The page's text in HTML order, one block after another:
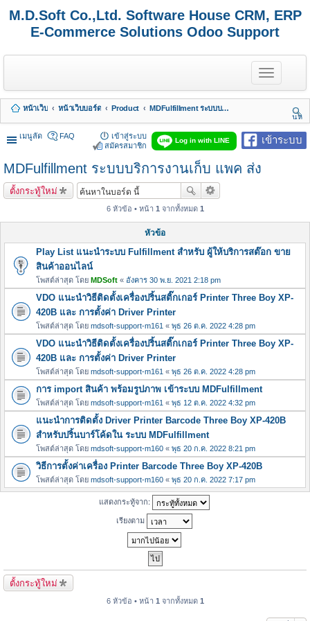
M.D.Soft Co.,Ltd. Software House CRM, ERP
E-Commerce Solutions Odoo Support
T
o
g
e
n
a
หน้าเว็บ หน้าเว็บบอร์ด Product
MDFulfillment ระบบบริการงานเก็บ แพค ส่ง
นห
า
เมนูลัด
เข้าระบบ
Log in with LINE
FAQ
เข้าสู่ระบบ
สมัครสมาชิก
MDFulfillment ระบบบริการงานเก็บ แพค ส่ง
ตั้งกระทู้ใหม่
6 หัวข้อ • หน้า 1 จากทั้งหมด 1
หัวข้อ
Play List แนะนำระบบ Fulfillment สำหรับ ผู้ให้บริการสต๊อก ขาย
สินค้าออนไลน์
โพสต์ล่าสุด โดย MDSoft « อังคาร 30 พ.ย. 2021 2:18 pm
VDO แนะนำวิธีติดตั้งเครื่องปริ้นสติ๊กเกอร์ Printer Three Boy XP-
420B และ การตั้งค่า Driver Printer
โพสต์ล่าสุด โดย mdsoft-support-m161 « พุธ 26 ต.ค. 2022 4:28 pm
VDO แนะนำวิธีติดตั้งเครื่องปริ้นสติ๊กเกอร์ Printer Three Boy XP-
420B และ การตั้งค่า Driver Printer
โพสต์ล่าสุด โดย mdsoft-support-m161 « พุธ 26 ต.ค. 2022 4:28 pm
การ import สินค้า พร้อมรูปภาพ เข้าระบบ MDFulfillment
โพสต์ล่าสุด โดย mdsoft-support-m161 « พุธ 12 ต.ค. 2022 4:32 pm
แนะนำการติดตั้ง Driver Printer Barcode Three Boy XP-420B
สำหรับปริ้นบาร์โค้ดใน ระบบ MDFulfillment
โพสต์ล่าสุด โดย mdsoft-support-m160 « พุธ 20 ก.ค. 2022 8:21 pm
วิธีการตั้งค่าเครื่อง Printer Barcode Three Boy XP-420B
โพสต์ล่าสุด โดย mdsoft-support-m160 « พุธ 20 ก.ค. 2022 7:17 pm
แสดงกระทู้จาก:
เรียงตาม
ตั้งกระทู้ใหม่
6 หัวข้อ • หน้า 1 จากทั้งหมด 1